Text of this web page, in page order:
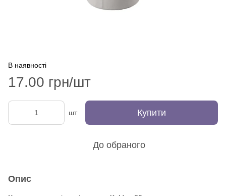
В наявності
17.00 грн/шт
шт Купити
До обраного
Опис